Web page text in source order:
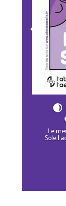
🌒
Le
Soleil